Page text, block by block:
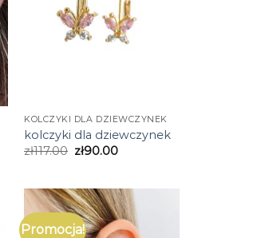
KOLCZYKI DLA DZIEWCZYNEK
kolczyki dla dziewczynek
zł117.00 zł90.00
Promocja!